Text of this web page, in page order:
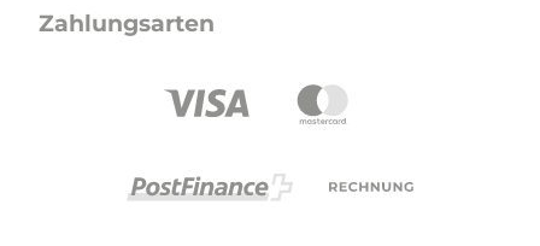
Zahlungsarten